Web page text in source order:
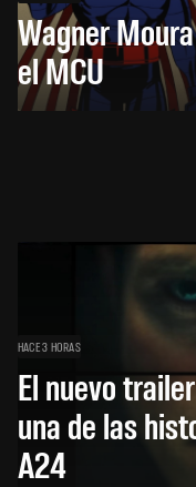
Wagner
el MCU
HACE 3 HORAS
El nuevo
una de las
A24